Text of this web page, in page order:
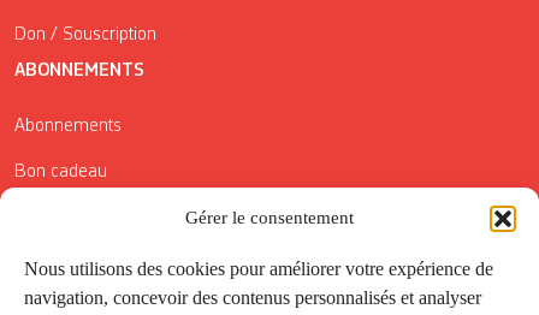
Gérer le consentement
Nous utilisons des cookies pour améliorer votre expérience de
navigation, concevoir des contenus personnalisés et analyser
Don / Souscription
ABONNEMENTS
Abonnements
Bon cadeau
Conditions générales de vente
Réductions de la Carte Côté Courrier
Application